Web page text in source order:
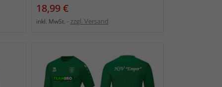
Preis
18,99 €
inkl. MwSt. zzgl. Versand